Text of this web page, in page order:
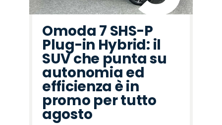
Omoda 7 SHS-P
Plug-in Hybrid: il
SUV che punta su
autonomia ed
efficienza è in
promo per tutto
agosto